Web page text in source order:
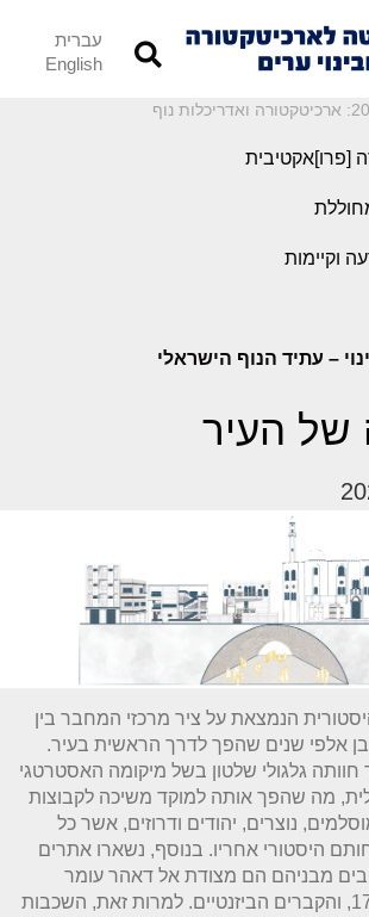
עברית
English
[פרו]אקטיבית
וקיימות
– עתיד הנוף הישראלי
של העיר
הנמצאת על ציר מרכזי המחבר בין
אלפי שנים שהפך לדרך הראשית בעיר.
חוותה גלגולי שלטון בשל מיקומה האסטרטגי
מה שהפך אותה למוקד משיכה לקבוצות
נוצרים, יהודים ודרוזים, אשר כל
היסטורי אחריו. בנוסף, נשארו אתרים
מבניהם הם מצודת אל דאהר עומר
שנבנתה בשנת 1768, והקברים הביזנטיים. למרות זאת, השכבות